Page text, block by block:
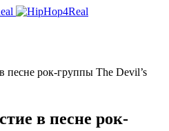
песне рок-группы The Devil’s
в песне рок-